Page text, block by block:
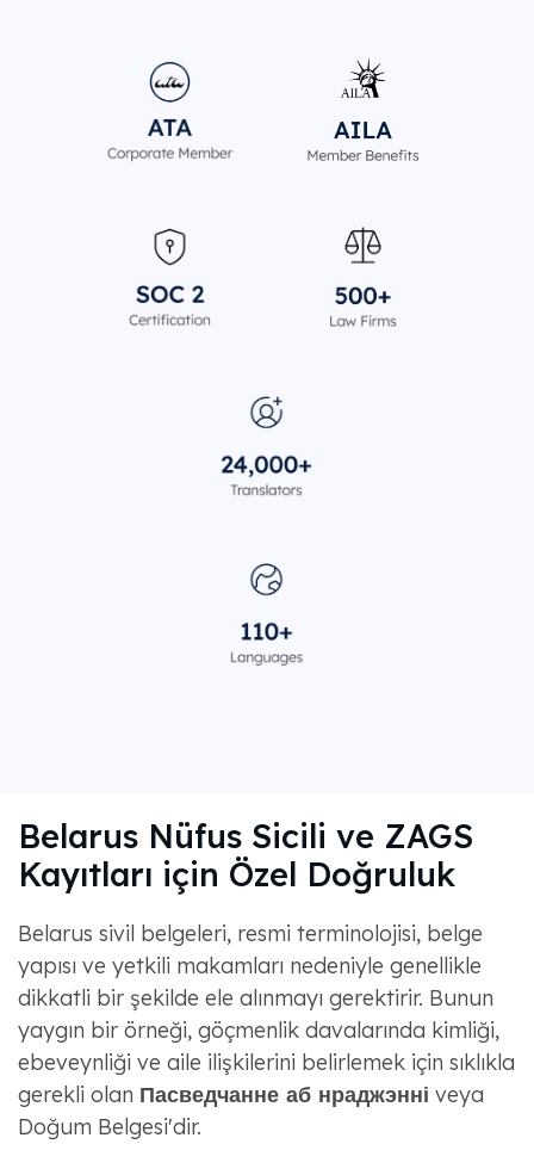
Belarus Nüfus Sicili ve ZAGS
Kayıtları için Özel Doğruluk
Belarus sivil belgeleri, resmi terminolojisi, belge
yapısı ve yetkili makamları nedeniyle genellikle
dikkatli bir şekilde ele alınmayı gerektirir. Bunun
yaygın bir örneği, göçmenlik davalarında kimliği,
ebeveynliği ve aile ilişkilerini belirlemek için sıklıkla
gerekli olan Пасведчанне аб нраджэнні veya
Doğum Belgesi'dir.